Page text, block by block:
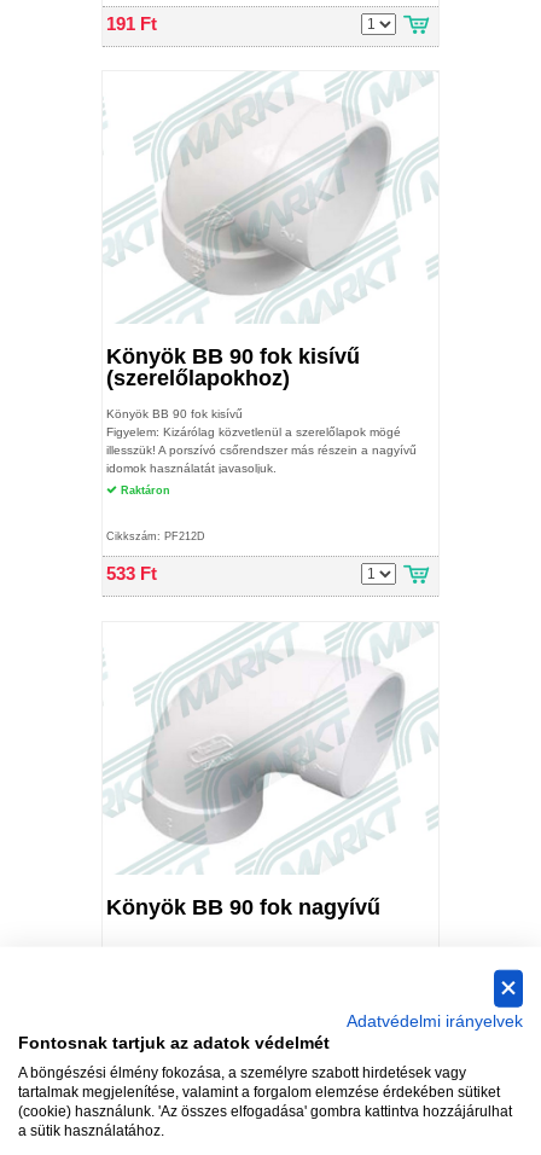
191 Ft
Könyök BB 90 fok kisívű
(szerelőlapokhoz)
Könyök BB 90 fok kisívű
Figyelem: Kizárólag közvetlenül a szerelőlapok mögé
illesszük! A porszívó csőrendszer más részein a nagyívű
idomok használatát javasoljuk.
Raktáron
Cikkszám: PF212D
533 Ft
Könyök BB 90 fok nagyívű
Raktáron
Cikkszám: PF213D
610 Ft
Adatvédelmi irányelvek
Fontosnak tartjuk az adatok védelmét
A böngészési élmény fokozása, a személyre szabott hirdetések vagy
tartalmak megjelenítése, valamint a forgalom elemzése érdekében sütiket
(cookie) használunk. 'Az összes elfogadása' gombra kattintva hozzájárulhat
a sütik használatához.